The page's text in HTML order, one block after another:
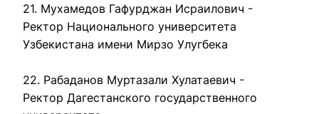
21. Мухамедов Гафурджан Исраилович -
Ректор Национального университета
Узбекистана имени Мирзо Улугбека
22. Рабаданов Муртазали Хулатаевич -
Ректор Дагестанского государственного